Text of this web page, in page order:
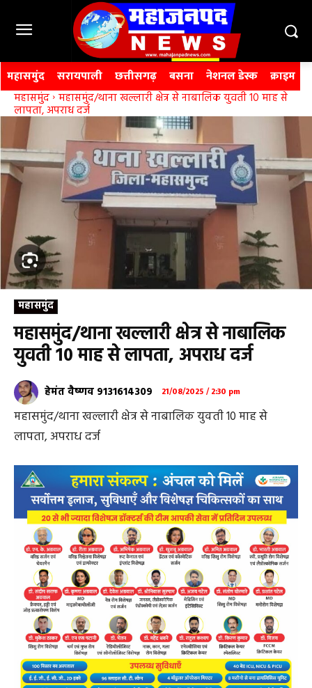
महासमुंद सरायपाली छत्तीसगढ़ बसना नेशनल डेस्क क्राइम
महासमुंद महासमुंद/थाना खल्लारी क्षेत्र से नाबालिक युवती 10 माह से
लापता, अपराध दर्ज
महासमुंद
महासमुंद/थाना खल्लारी क्षेत्र से नाबालिक
युवती 10 माह से लापता, अपराध दर्ज
हेमंत वैष्णव 9131614309 21/08/2025 / 2:30 pm
महासमुंद/थाना खल्लारी क्षेत्र से नाबालिक युवती 10 माह से
लापता, अपराध दर्ज